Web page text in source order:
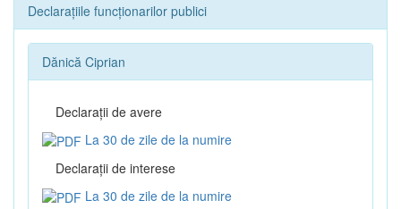
Declarațiile funcționarilor publici
Dănică Ciprian
Declaraţii de avere
La 30 de zile de la numire
Declaraţii de interese
La 30 de zile de la numire